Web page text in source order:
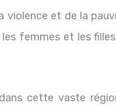
violence et de la
femmes et les
cette vaste